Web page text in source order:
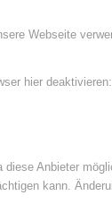
Webseite
hier deaktivieren:
Anbieter
kann.